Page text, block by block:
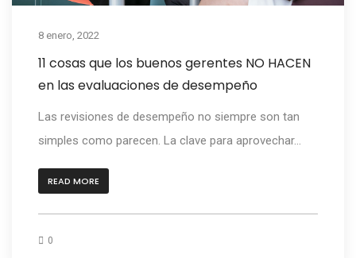
8 enero, 2022
11 cosas que los buenos gerentes NO HACEN
en las evaluaciones de desempeño
Las revisiones de desempeño no siempre son tan
simples como parecen. La clave para aprovechar...
READ MORE
0